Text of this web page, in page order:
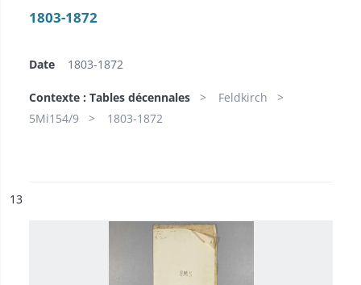
1803-1872
Date 1803-1872
Contexte : Tables décennales
Feldkirch
5Mi154/9
1803-1872
n°
13